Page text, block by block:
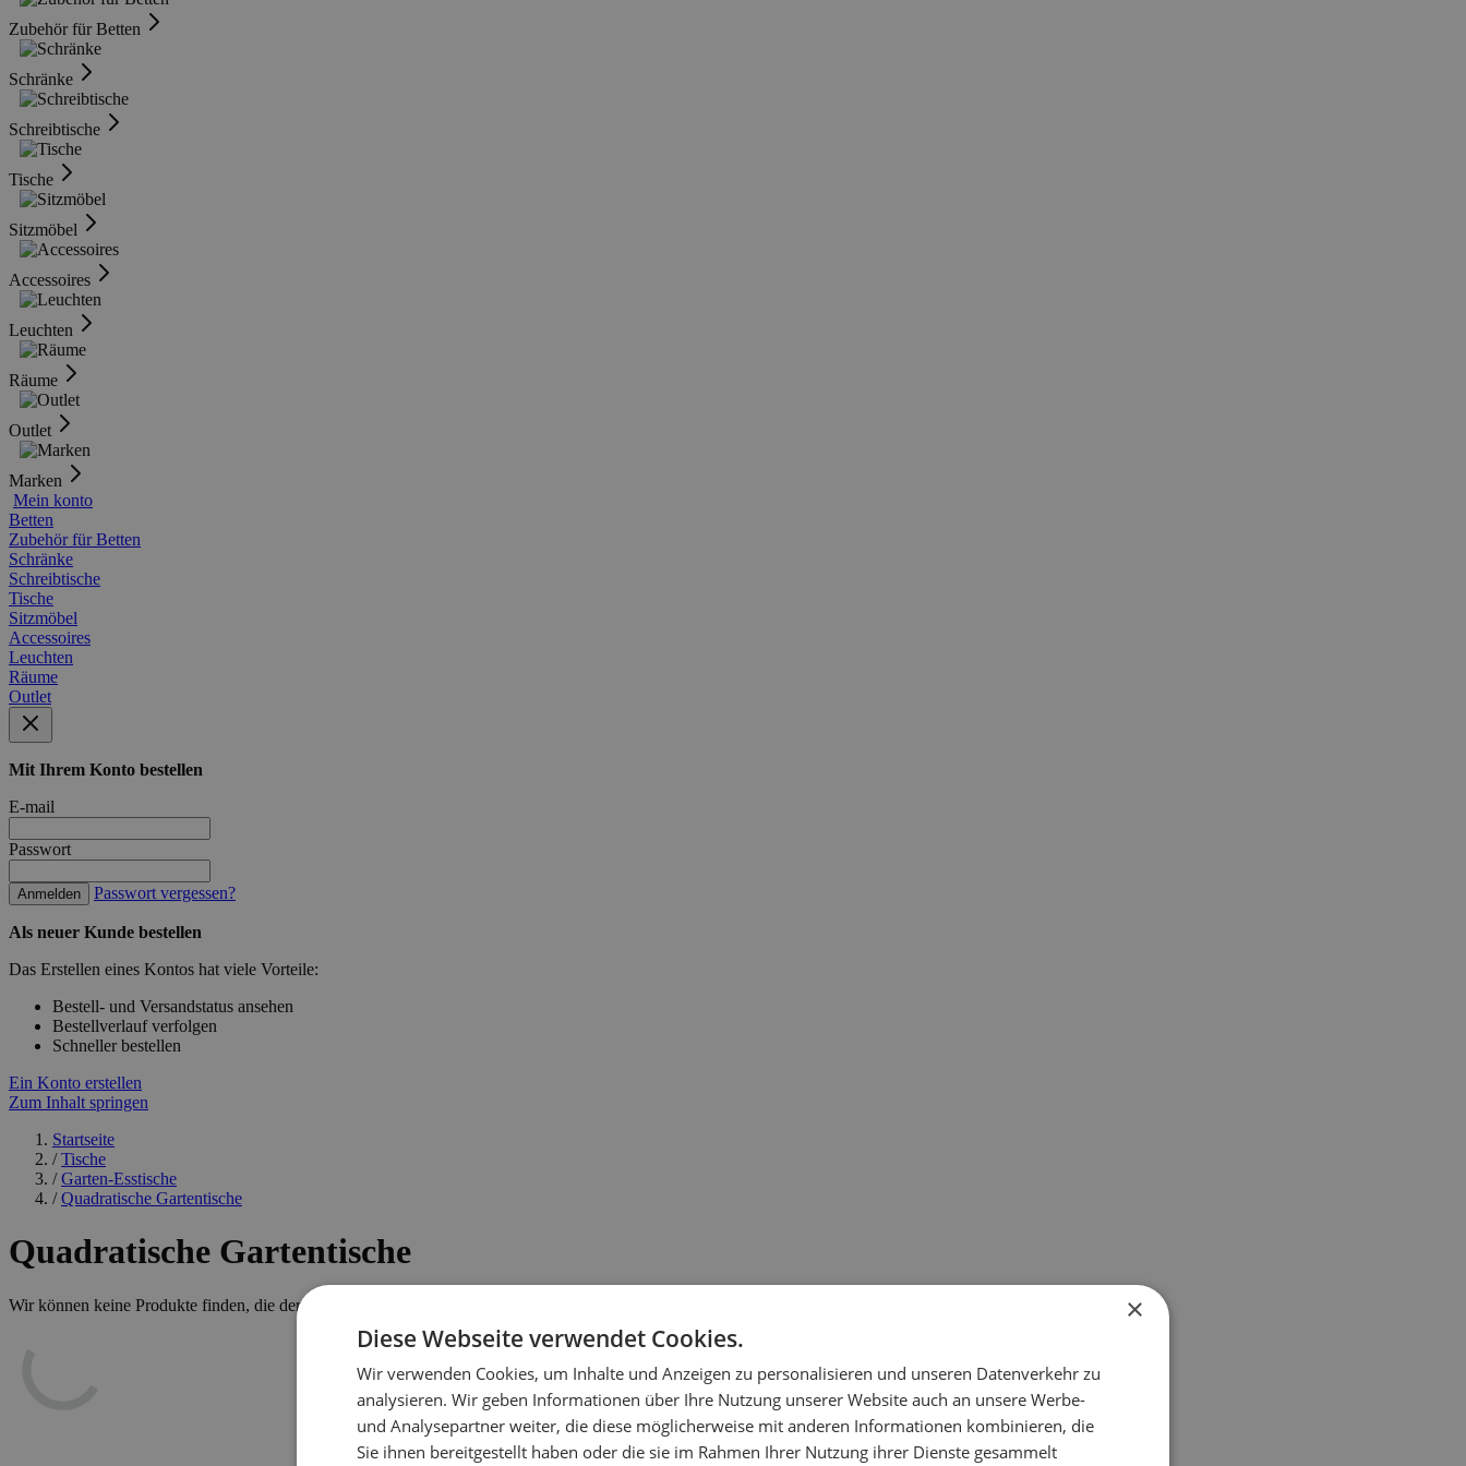
Zubehör für Betten
Schränke
Schreibtische
Tische
Sitzmöbel
Accessoires
Leuchten
Räume
Outlet
Marken
Mein konto
Betten
Zubehör für Betten
Schränke
Schreibtische
Tische
Sitzmöbel
Accessoires
Leuchten
Räume
Outlet
Mit Ihrem Konto bestellen
E-mail
Passwort
Anmelden Passwort vergessen?
Als neuer Kunde bestellen
Das Erstellen eines Kontos hat viele Vorteile:
Bestell- und Versandstatus ansehen
Bestellverlauf verfolgen
Schneller bestellen
Ein Konto erstellen
Zum Inhalt springen
Startseite
/ Tische
/ Garten-Esstische
/ Quadratische Gartentische
Quadratische Gartentische
Wir können keine Produkte finden, die der Auswahl entsprechen. ×
Diese Webseite verwendet Cookies.
Wir verwenden Cookies, um Inhalte und Anzeigen zu personalisieren und unseren Datenverkehr zu
analysieren. Wir geben Informationen über Ihre Nutzung unserer Website auch an unsere Werbe-
und Analysepartner weiter, die diese möglicherweise mit anderen Informationen kombinieren, die
Sie ihnen bereitgestellt haben oder die sie im Rahmen Ihrer Nutzung ihrer Dienste gesammelt